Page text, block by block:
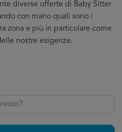
diverse offerte di Baby Sitter
con mano quali sono i
zona e più in particolare come
nostre esigenze.